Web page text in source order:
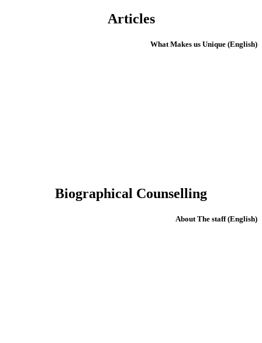
Articles
(English) What Makes us Unique
Biographical Counselling
(English) About The staff